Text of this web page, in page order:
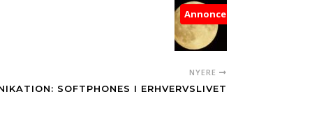
Annonce
NYERE
SOFTPHONES I ERHVERVSLIVET